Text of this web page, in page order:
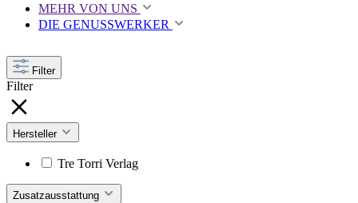
MEHR VON UNS
DIE GENUSSWERKER
Filter
Filter
Hersteller
Tre Torri Verlag
Zusatzausstattung